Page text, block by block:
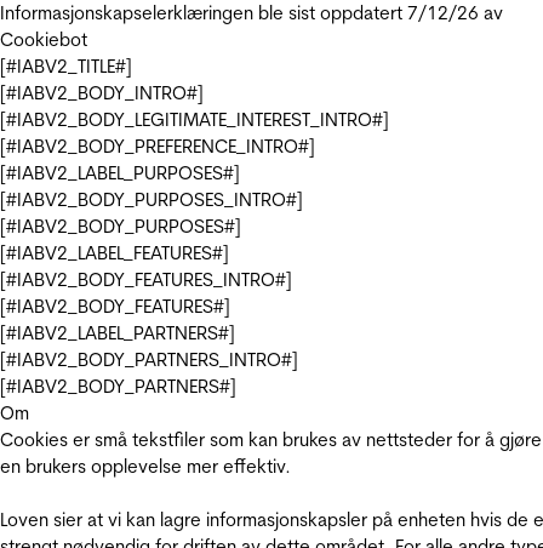
Informasjonskapselerklæringen ble sist oppdatert 7/12/26 av
Cookiebot
[#IABV2_TITLE#]
[#IABV2_BODY_INTRO#]
[#IABV2_BODY_LEGITIMATE_INTEREST_INTRO#]
[#IABV2_BODY_PREFERENCE_INTRO#]
[#IABV2_LABEL_PURPOSES#]
[#IABV2_BODY_PURPOSES_INTRO#]
[#IABV2_BODY_PURPOSES#]
[#IABV2_LABEL_FEATURES#]
[#IABV2_BODY_FEATURES_INTRO#]
[#IABV2_BODY_FEATURES#]
[#IABV2_LABEL_PARTNERS#]
[#IABV2_BODY_PARTNERS_INTRO#]
[#IABV2_BODY_PARTNERS#]
Om
Cookies er små tekstfiler som kan brukes av nettsteder for å gjøre
en brukers opplevelse mer effektiv.
Loven sier at vi kan lagre informasjonskapsler på enheten hvis de